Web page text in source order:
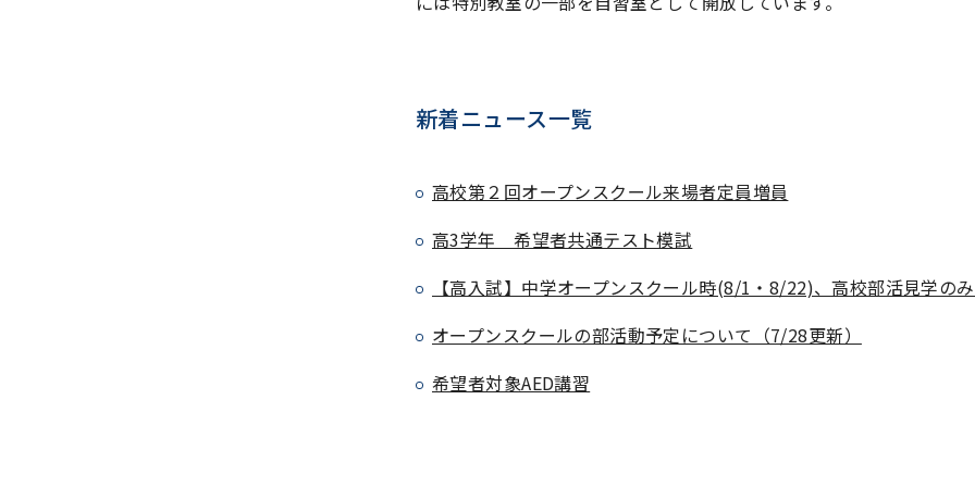
新着ニュース一覧
高校第２回オープンスクール来場者定員増員
高3学年 希望者共通テスト模試
【高入試】中学オープンスクール時(8/1・8/22)、高校部活見学の
オープンスクールの部活動予定について（7/28更新）
希望者対象AED講習